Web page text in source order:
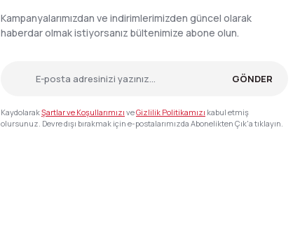
Kampanyalarımızdan ve indirimlerimizden güncel olarak
haberdar olmak istiyorsanız bültenimize abone olun.
GÖNDER
KaydolarakŞartlar ve Koşullarımızı veGizlilik Politikamızı kabul etmiş
olursunuz. Devre dışı bırakmak için e-postalarımızda Abonelikten Çık'a tıklayın.